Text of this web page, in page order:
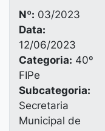
Nº: 03/2023
Data:
12/06/2023
Categoria: 40º
FIPe
Subcategoria:
Secretaria
Municipal de